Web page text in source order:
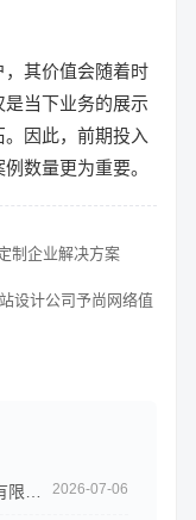
其价值会随着时
当下业务的展示
因此，前期投入
数量更为重要。
制企业解决方案
设计公司予尚网络值
2026-07-06